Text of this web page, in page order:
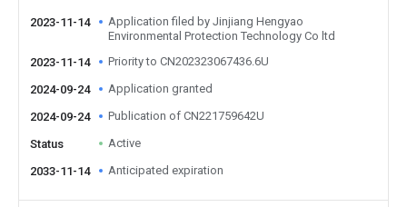
2023-11-14
Application filed by Jinjiang Hengyao
Environmental Protection Technology Co ltd
2023-11-14
Priority to CN202323067436.6U
2024-09-24 Application granted
2024-09-24 Publication of CN221759642U
Status Active
2033-11-14 Anticipated expiration